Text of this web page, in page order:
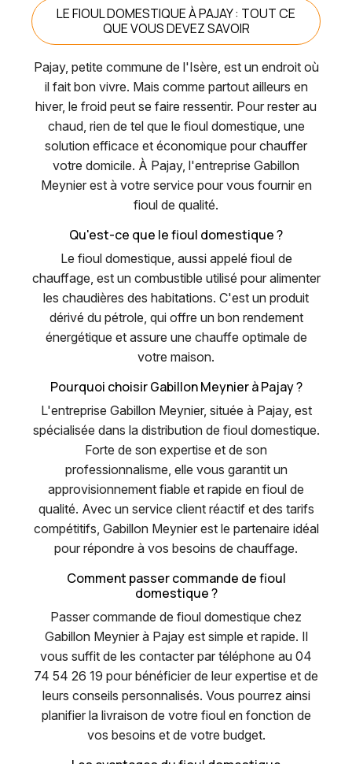
LE FIOUL DOMESTIQUE À PAJAY : TOUT CE
QUE VOUS DEVEZ SAVOIR
Pajay, petite commune de l'Isère, est un endroit où
il fait bon vivre. Mais comme partout ailleurs en
hiver, le froid peut se faire ressentir. Pour rester au
chaud, rien de tel que le fioul domestique, une
solution efficace et économique pour chauffer
votre domicile. À Pajay, l'entreprise Gabillon
Meynier est à votre service pour vous fournir en
fioul de qualité.
Qu'est-ce que le fioul domestique ?
Le fioul domestique, aussi appelé fioul de
chauffage, est un combustible utilisé pour alimenter
les chaudières des habitations. C'est un produit
dérivé du pétrole, qui offre un bon rendement
énergétique et assure une chauffe optimale de
votre maison.
Pourquoi choisir Gabillon Meynier à Pajay ?
L'entreprise Gabillon Meynier, située à Pajay, est
spécialisée dans la distribution de fioul domestique.
Forte de son expertise et de son
professionnalisme, elle vous garantit un
approvisionnement fiable et rapide en fioul de
qualité. Avec un service client réactif et des tarifs
compétitifs, Gabillon Meynier est le partenaire idéal
pour répondre à vos besoins de chauffage.
Comment passer commande de fioul
domestique ?
Passer commande de fioul domestique chez
Gabillon Meynier à Pajay est simple et rapide. Il
vous suffit de les contacter par téléphone au 04
74 54 26 19 pour bénéficier de leur expertise et de
leurs conseils personnalisés. Vous pourrez ainsi
planifier la livraison de votre fioul en fonction de
vos besoins et de votre budget.